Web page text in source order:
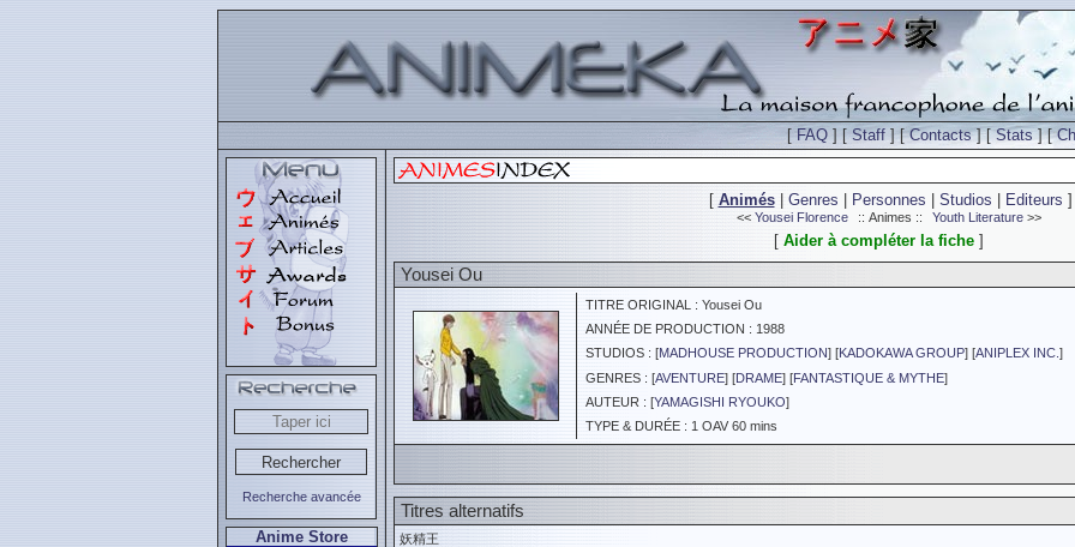
[FAQ ] [Staff ] [Contacts] [Stats] [
Recherche avancée
Anime Store
[ Animés| Genres Personnes Studios Editeurs ]
<< Yousei Florence :: Animes :: Youth Literature >>
[ Aider à compléter la fiche]
Yousei Ou
TITRE ORIGINAL : Yousei Ou
ANNÉE DE PRODUCTION : 1988
STUDIOS : [MADHOUSE PRODUCTION] [KADOKAWA GROUP] [ANIPLEX INC. ]
GENRES : [AVENTURE] [DRAME] [FANTASTIQUE & MYTHE]
AUTEUR : [YAMAGISHI RYOUKO]
TYPE & DURÉE : 1 OAV 60 mins
Titres alternatifs
妖精王